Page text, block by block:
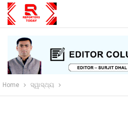
Home ସ୍ୱାସ୍ଥ୍ୟ